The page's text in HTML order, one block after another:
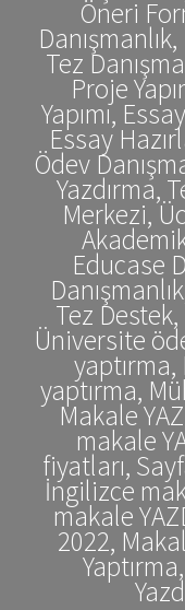
Öneri
Tez
Proje
Yapımı,
Essay
Ödev
Yazdırma,
Merkezi,
Educase
Tez
Üniversite
yaptırma,
Makale
makale
fiyatları,
İngilizce
makale
2022,